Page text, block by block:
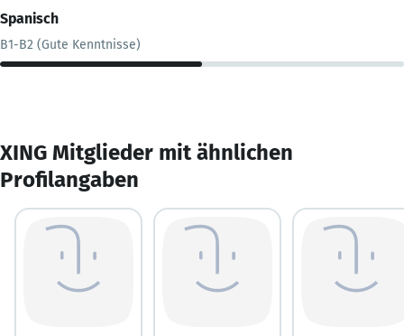
Spanisch
B1-B2 (Gute Kenntnisse)
XING Mitglieder mit ähnlichen
Profilangaben